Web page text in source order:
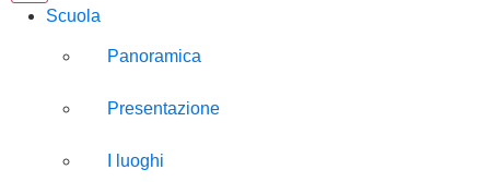
Scuola
Panoramica
Presentazione
I luoghi